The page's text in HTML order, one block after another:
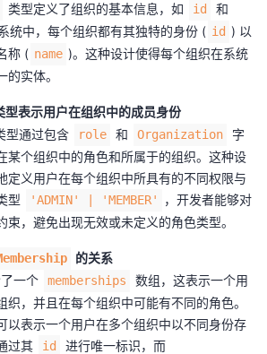
类型定义了组织的基本信息，如 id 和
统中，每个组织都有其独特的身份 ( id ) 以
称 ( name )。这种设计使得每个组织在系统
实体。
型表示用户在组织中的成员身份
型通过包含 role 和 Organization
字
某个组织中的角色和所属于的组织。这种设
定义用户在每个组织中所具有的不同权限与
型
'ADMIN' | 'MEMBER'
，开发者能够对
束，避免出现无效或未定义的角色类型。
的关系
一个 memberships
数组，这表示一个用
织，并且在每个组织中可能有不同的角色。
以表示一个用户在多个组织中以不同身份存
过其
id 进行唯一标识，而